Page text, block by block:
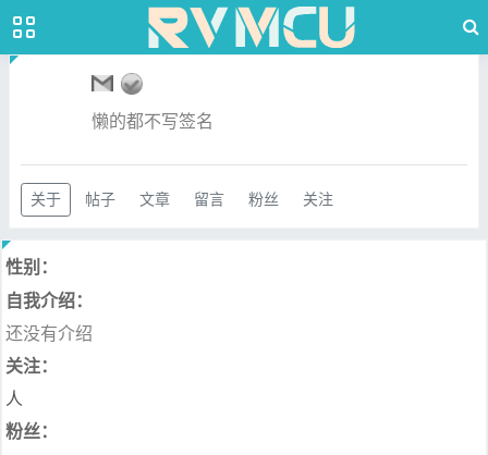
懒的都不写签名
关于 帖子 文章 留言 粉丝 关注
性别：
自我介绍：
还没有介绍
关注：
人
粉丝：